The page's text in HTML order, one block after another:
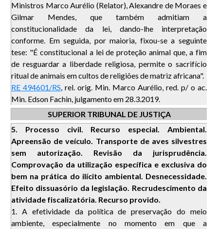
Ministros Marco Aurélio (Relator), Alexandre de Moraes e
Gilmar Mendes, que também admitiam a
constitucionalidade da lei, dando-lhe interpretação
conforme. Em seguida, por maioria, fixou-se a seguinte
tese: "É constitucional a lei de proteção animal que, a fim
de resguardar a liberdade religiosa, permite o sacrifício
ritual de animais em cultos de religiões de matriz africana".
RE 494601/RS, rel. orig. Min. Marco Aurélio, red. p/ o ac.
Min. Edson Fachin, julgamento em 28.3.2019.
SUPERIOR TRIBUNAL DE JUSTIÇA
5. Processo civil. Recurso especial. Ambiental.
Apreensão de veículo. Transporte de aves silvestres
sem autorização. Revisão da jurisprudência.
Comprovação da utilização específica e exclusiva do
bem na prática do ilícito ambiental. Desnecessidade.
Efeito dissuasório da legislação. Recrudescimento da
atividade fiscalizatória. Recurso provido.
1. A efetividade da política de preservação do meio
ambiente, especialmente no momento em que a